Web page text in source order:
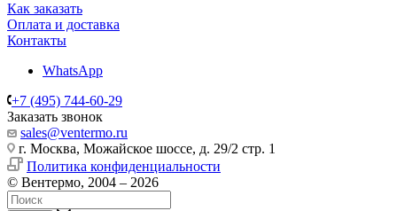
Как заказать
Оплата и доставка
Контакты
WhatsApp
+7 (495) 744-60-29
Заказать звонок
sales@ventermo.ru
г. Москва, Можайское шоссе, д. 29/2 стр. 1
Политика конфиденциальности
© Вентермо, 2004 – 2026